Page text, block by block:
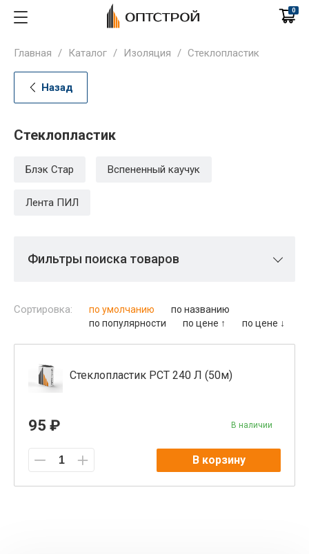
0
Главная / Каталог / Изоляция / Стеклопластик
Назад
Стеклопластик
Блэк Стар Вспененный каучук
Лента ПИЛ
Фильтры поиска товаров
Сортировка: по умолчанию
по названию
по популярности
по цене ↑ по цене ↓
Стеклопластик РСТ 240 Л (50м)
95 ₽ В наличии
В корзину